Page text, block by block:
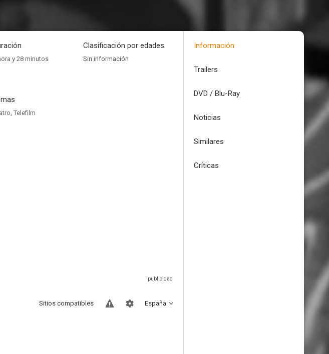
y 28 minutos
Clasificación por edades
Sin información
, Telefilm
España
Sitios compatibles
Información
Trailers
DVD / Blu-Ray
Noticias
Similares
Críticas